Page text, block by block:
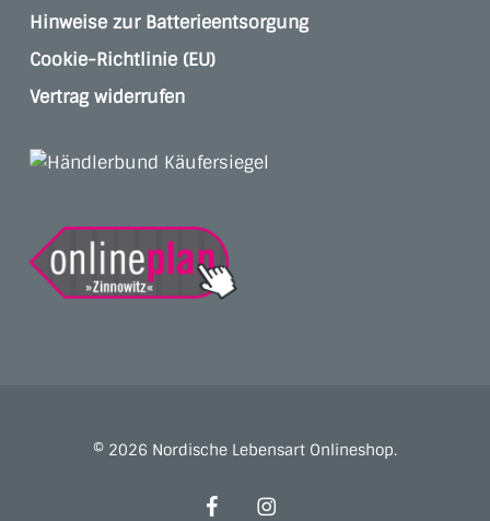
Hinweise zur Batterieentsorgung
Cookie-Richtlinie (EU)
Vertrag widerrufen
© 2026 Nordische Lebensart Onlineshop.
facebookinstagram